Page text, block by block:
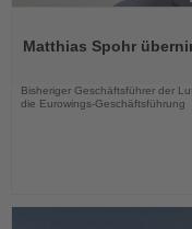
dieMatthias Spohr
Bisheriger Geschäftsführer der
die Eurowings-Geschäftsführung